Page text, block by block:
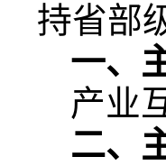
持省部
一、
产业
二、